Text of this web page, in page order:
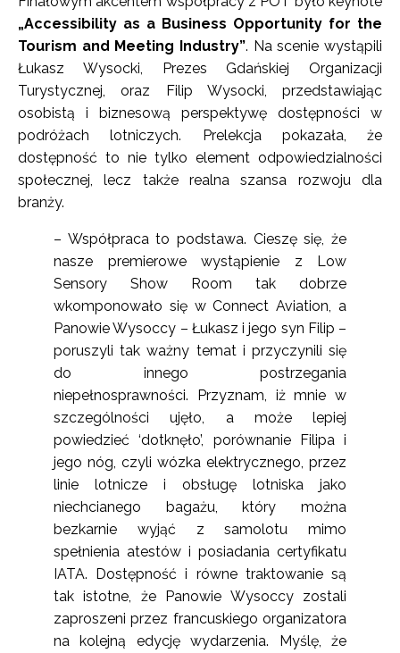
„Accessibility as a Business Opportunity for the
Tourism and Meeting Industry”. Na scenie wystąpili
Łukasz Wysocki, Prezes Gdańskiej Organizacji
Turystycznej, oraz Filip Wysocki, przedstawiając
osobistą i biznesową perspektywę dostępności w
podróżach lotniczych. Prelekcja pokazała, że
dostępność to nie tylko element odpowiedzialności
społecznej, lecz także realna szansa rozwoju dla
branży.
– Współpraca to podstawa. Cieszę się, że
nasze premierowe wystąpienie z Low
Sensory Show Room tak dobrze
wkomponowało się w Connect Aviation, a
Panowie Wysoccy – Łukasz i jego syn Filip –
poruszyli tak ważny temat i przyczynili się
do innego postrzegania
niepełnosprawności. Przyznam, iż mnie w
szczególności ujęło, a może lepiej
powiedzieć ‘dotknęło’, porównanie Filipa i
jego nóg, czyli wózka elektrycznego, przez
linie lotnicze i obsługę lotniska jako
niechcianego bagażu, który można
bezkarnie wyjąć z samolotu mimo
spełnienia atestów i posiadania certyfikatu
IATA. Dostępność i równe traktowanie są
tak istotne, że Panowie Wysoccy zostali
zaproszeni przez francuskiego organizatora
na kolejną edycję wydarzenia. Myślę, że